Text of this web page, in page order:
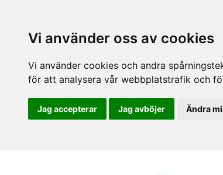
Vi använder oss av cookies
Vi använder cookies och andra
för att analysera vår webbplatstrafik och
Jag accepterar Jag avböjer Ändra